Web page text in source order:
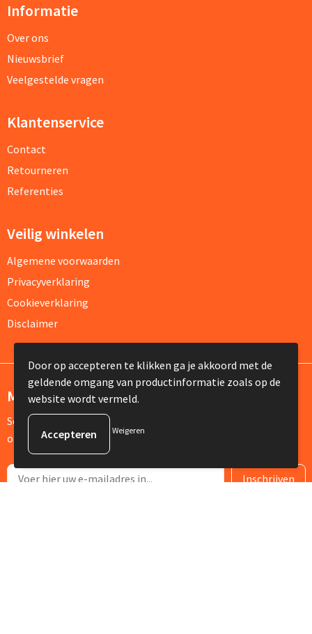
Informatie
Over ons
Nieuwsbrief
Veelgestelde vragen
Klantenservice
Contact
Retourneren
Referenties
Veilig winkelen
Algemene voorwaarden
Privacyverklaring
Cookieverklaring
Disclaimer
Meld je aan voor onze nieuwsbrief
Schrijf je in voor onze nieuwsbrief en mis nooit meer één van
onze leuke aanbiedingen of updates.
Door op accepteren te klikken ga je akkoord met de
geldende omgang van productinformatie zoals op de
website wordt vermeld.
Weigeren